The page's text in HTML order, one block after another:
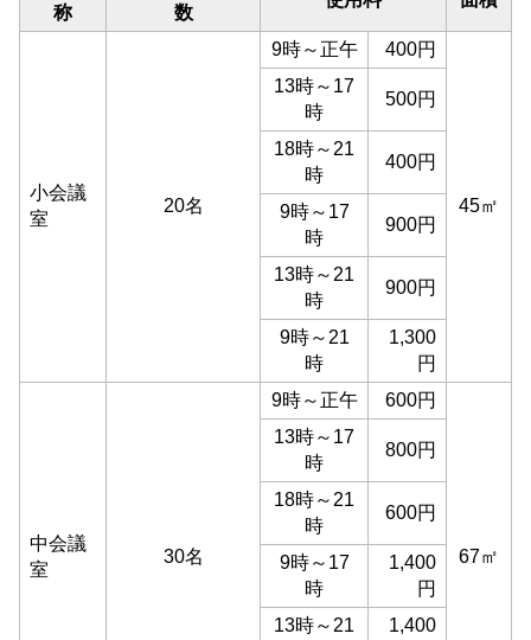
称 数
小会議
室
20名
9時～正午 400円
45㎡
13時～17
時
500円
18時～21
時
400円
9時～17
時
900円
13時～21
時
900円
9時～21
時
1,300
円
中会議
室
30名
9時～正午 600円
67㎡
13時～17
時
800円
18時～21
時
600円
9時～17
時
1,400
円
13時～21
1,400